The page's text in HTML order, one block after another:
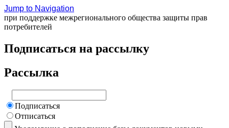
Jump to Navigation
при поддержке межрегионального общества защиты прав
потребителей
Подписаться на рассылку
Рассылка
Подписаться
Отписаться